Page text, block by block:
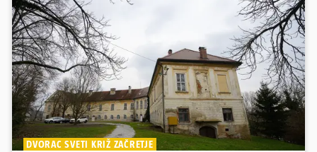
DVORAC SVETI KRIŽ ZAČRETJE